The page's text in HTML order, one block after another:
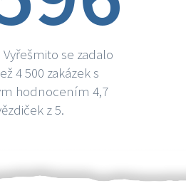
se zadalo
4 500 zakázek s
hodnocením 4,7
z 5.